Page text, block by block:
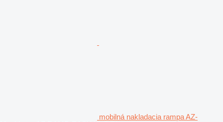
mobilná nakladacia rampa AZ-